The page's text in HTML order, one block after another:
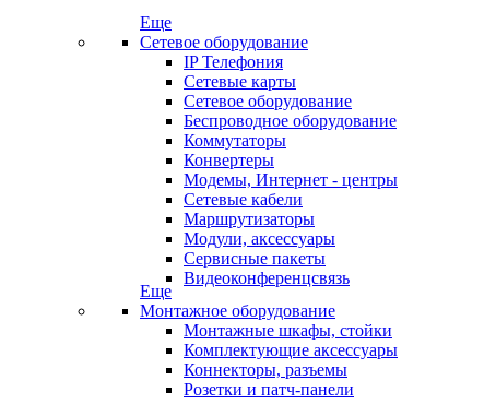
Еще
Сетевое оборудование
IP Телефония
Сетевые карты
Сетевое оборудование
Беспроводное оборудование
Коммутаторы
Конвертеры
Модемы, Интернет - центры
Сетевые кабели
Маршрутизаторы
Модули, аксессуары
Сервисные пакеты
Видеоконференцсвязь
Еще
Монтажное оборудование
Монтажные шкафы, стойки
Комплектующие аксессуары
Коннекторы, разъемы
Розетки и патч-панели